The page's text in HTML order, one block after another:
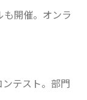
開催。オンラ
テスト。部門